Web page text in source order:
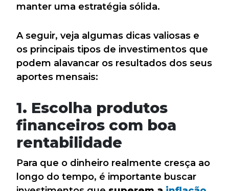
manter uma estratégia sólida.
A seguir, veja algumas dicas valiosas e
os principais tipos de investimentos que
podem alavancar os resultados dos seus
aportes mensais:
1. Escolha produtos
financeiros com boa
rentabilidade
Para que o dinheiro realmente cresça ao
longo do tempo, é importante buscar